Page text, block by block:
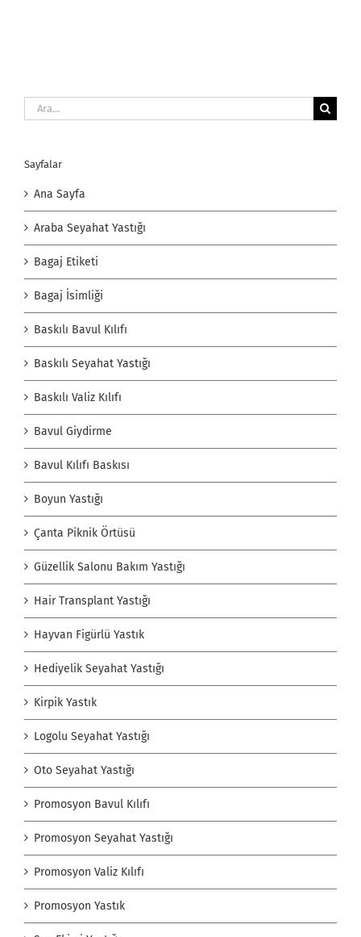
Ara:
Sayfalar
Ana Sayfa
Araba Seyahat Yastığı
Bagaj Etiketi
Bagaj İsimliği
Baskılı Bavul Kılıfı
Baskılı Seyahat Yastığı
Baskılı Valiz Kılıfı
Bavul Giydirme
Bavul Kılıfı Baskısı
Boyun Yastığı
Çanta Piknik Örtüsü
Güzellik Salonu Bakım Yastığı
Hair Transplant Yastığı
Hayvan Figürlü Yastık
Hediyelik Seyahat Yastığı
Kirpik Yastık
Logolu Seyahat Yastığı
Oto Seyahat Yastığı
Promosyon Bavul Kılıfı
Promosyon Seyahat Yastığı
Promosyon Valiz Kılıfı
Promosyon Yastık